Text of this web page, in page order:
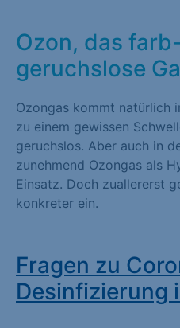
Ozon, das
geruchslose
Ozongas kommt natürlich
zu einem gewissen
geruchslos. Aber auch in
zunehmend Ozongas als
Einsatz. Doch zuallererst
konkreter ein.
Fragen zu
Desinfizierung